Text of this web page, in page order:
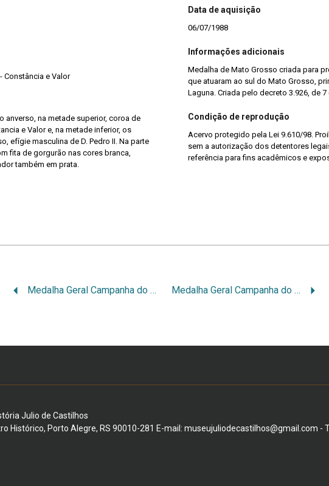
Constância e Valor
anverso, na metade superior, coroa de
e Valor e, na metade inferior, os
efígie masculina de D. Pedro II. Na parte
fita de gorgurão nas cores branca,
também em prata.
Data de aquisição
06/07/1988
Informações adicionais
Medalha de Mato Grosso criada para
que atuaram ao sul do Mato Grosso,
Laguna. Criada pelo decreto 3.926, de
Condição de reprodução
Acervo protegido pela Lei 9.610/98.
sem a autorização dos detentores
referência para fins acadêmicos e
Medalha Geral Campanha do Paraguai – Bravura Militar Medalha Geral Campanha do Paraguai – Al Valor y la Constancia
Julio de Castilhos
Histórico, Porto Alegre, RS 90010-281 E-mail: museujuliodecastilhos@gmail.com -